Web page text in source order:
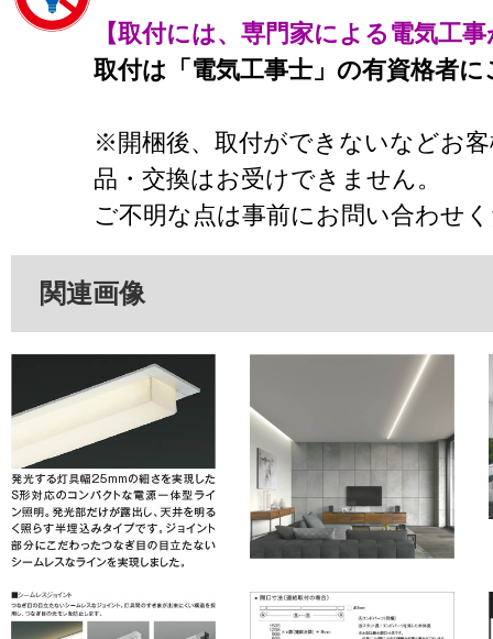
【取付には、専門家による電気工
取付は「電気工事士」の有資格者
※開梱後、取付ができないなどお
品・交換はお受けできません。
ご不明な点は事前にお問い合わせ
関連画像